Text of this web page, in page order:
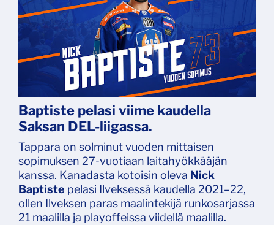
Baptiste pelasi viime kaudella
Saksan DEL-liigassa.
Tappara on solminut vuoden mittaisen
sopimuksen 27-vuotiaan laitahyökkääjän
kanssa. Kanadasta kotoisin oleva Nick
Baptiste pelasi Ilveksessä kaudella 2021–22,
ollen Ilveksen paras maalintekijä runkosarjassa
21 maalilla ja playoffeissa viidellä maalilla.